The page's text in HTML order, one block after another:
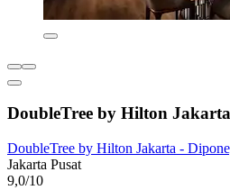
DoubleTree by Hilton
DoubleTree by Hilton Jakarta -
Jakarta Pusat
9,0/10